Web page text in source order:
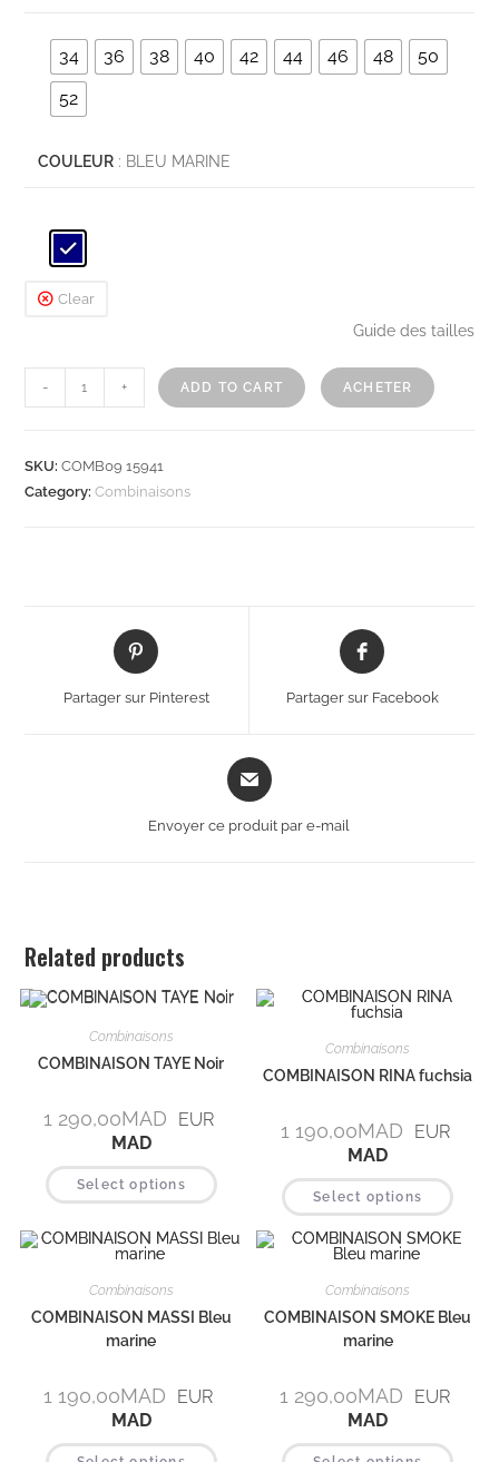
34 36 38 40 42 44 46 48
50
52
COULEUR : BLEU MARINE
Clear
Guide des tailles
- + ADD TO CART ACHETER
SKU: COMB09 15941
Category: Combinaisons
Partager sur Pinterest Partager sur Facebook
Envoyer ce produit par e-mail
Related products
Combinaisons
COMBINAISON TAYE Noir
1 290,00MAD
EUR
MAD
Select options
Combinaisons
COMBINAISON RINA fuchsia
1 190,00MAD
EUR
MAD
Select options
Combinaisons
COMBINAISON MASSI Bleu
marine
1 190,00MAD
EUR
MAD
Combinaisons
COMBINAISON SMOKE Bleu
marine
1 290,00MAD
EUR
MAD